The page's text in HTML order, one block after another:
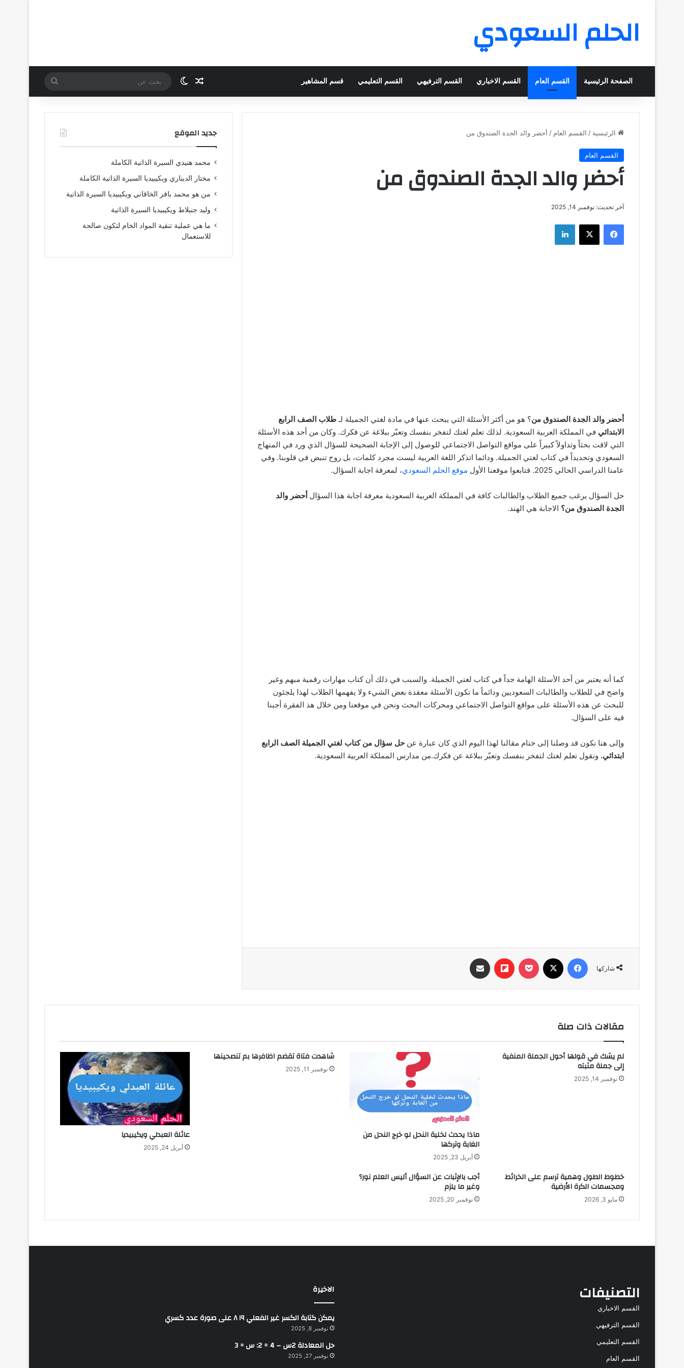
الحلم السعودي
الصفحة الرئيسية القسم العام القسم الاخباري القسم الترفيهي القسم التعليمي قسم المشاهير مقال عشوائي
الوضع المظلم
بحث
عن
الرئيسية / القسم العام / أحضر والد الجدة الصندوق من
القسم العام
أحضر والد الجدة الصندوق من
آخر تحديث: نوفمبر 14, 2025
فيسبوك ‫X لينكدإن
أحضر والد الجدة الصندوق من؟ هو من أكثر الأسئلة التي يبحث عنها في مادة لغتي الجميلة لـطلاب الصف الرابع
الابتدائي في المملكة العربية السعودية. لذلك تعلم لغتك لتفخر بنفسك وتعبّر ببلاغة عن فكرك. وكان من أحد هذه الأسئلة
التي لاقت بحثاً وتداولاً كبيراً على مواقع التواصل الاجتماعي للوصول إلى الإجابة الصحيحة للسؤال الذي ورد في المنهاج
السعودي وتحديداً في كتاب لغتي الجميلة. ودائما اتذكر اللغة العربية ليست مجرد كلمات، بل روح تنبض في قلوبنا. وفي
عامنا الدراسي الحالي 2025. فتابعوا موقعنا الأول
موقع الحلم السعودي، لمعرفة اجابة السؤال.
حل السؤال يرغب جميع الطلاب والطالبات كافة في المملكة العربية السعودية معرفة اجابة هذا السؤال أحضر والد
الجدة الصندوق من؟ الاجابة هي الهند.
كما أنه يعتبر من أحد الأسئلة الهامة جداً في كتاب لغتي الجميلة. والسبب في ذلك أن كتاب مهارات رقمية مبهم وغير
واضح في للطلاب والطالبات السعوديين ودائماً ما تكون الأسئلة معقدة بعض الشيء ولا يفهمها الطلاب لهذا يلجئون
للبحث عن هذه الأسئلة على مواقع التواصل الاجتماعي ومحركات البحث ونحن في موقعنا ومن خلال هذ الفقرة أجبنا
فيه على السؤال.
وإلى هنا نكون قد وصلنا إلى ختام مقالنا لهذا اليوم الذي كان عبارة عن حل سؤال من كتاب لغتي الجميلة الصف الرابع
ابتدائي. ونقول تعلم لغتك لتفخر بنفسك وتعبّر ببلاغة عن فكرك.من مدارس المملكة العربية السعودية.
شاركها
فيسبوك ‫Pocket
Flipboard
جديد الموقع
محمد هنيدي السيرة الذاتية الكاملة
مختار الديناري ويكيبيديا السيرة الذاتية الكاملة
من هو محمد باقر الخاقاني ويكيبيديا السيرة الذاتية
وليد جنبلاط ويكيبيديا السيرة الذاتية
ما هي عملية تنقية المواد الخام لتكون صالحة
للاستعمال
مقالات ذات صلة
لم يشك في قولها أحول الجملة المنفية
إلى جملة مثبته
نوفمبر 14, 2025
ماذا يحدث لخلية النحل لو خرج النحل من
الغابة وتركها
أبريل 23, 2025
شاهدت فتاة تقضم اظافرها بم تنصحينها
نوفمبر 11, 2025
عائلة العبدلي ويكيبيديا
أبريل 24, 2025
خطوط الطول وهمية ترسم على الخرائط
ومجسمات الكرة الأرضية
مايو 3, 2026
أجب بالإثبات عن السؤال أليس العلم نور؟
وغير ما يلزم
نوفمبر 20, 2025
التصنيفات
القسم الاخباري
القسم الترفيهي
القسم التعليمي
القسم العام
الاخيرة
يمكن كتابة الكسر غير الفعلي ١٩ ٨ على صورة عدد كسري
نوفمبر 8, 2025
حل المعادلة 2س – 4 = 2: س = 3
نوفمبر 27, 2025